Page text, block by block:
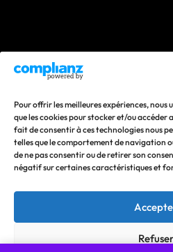
Pour offrir les meilleures expériences, nous
que les cookies pour stocker et/ou
fait de consentir à ces technologies nous
telles que le comportement de navigation
de ne pas consentir ou de retirer son
négatif sur certaines caractéristiques et
Refuser
CGV – POLITIQUES DE
S.A.V
Suivez nos actualités en vous